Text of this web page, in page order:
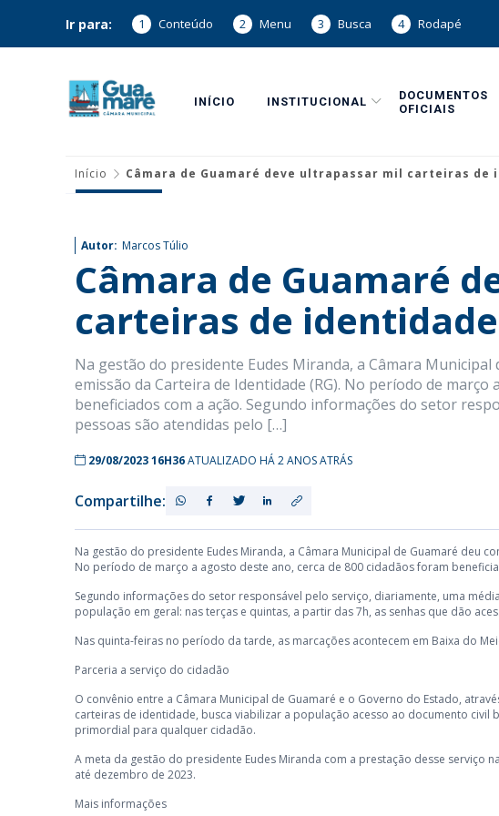
Ir para: 1 Conteúdo 2 Menu 3 Busca 4 Rodapé
INÍCIO INSTITUCIONAL
DOCUMENTOS
OFICIAIS
Início Câmara de Guamaré deve ultrapassar mil carteiras de
Autor: Marcos Túlio
Câmara de Guamaré
carteiras de
Na gestão do presidente Eudes Miranda, a Câmara
emissão da Carteira de Identidade (RG). No período de
beneficiados com a ação. Segundo informações do setor
pessoas são atendidas pelo […]
29/08/2023 16H36ATUALIZADO HÁ 2 ANOS ATRÁS
Compartilhe:
Na gestão do presidente Eudes Miranda, a Câmara Municipal de Guamaré deu
No período de março a agosto deste ano, cerca de 800 cidadãos foram
Segundo informações do setor responsável pelo serviço, diariamente, uma
população em geral: nas terças e quintas, a partir das 7h, as senhas que dão
Nas quinta-feiras no período da tarde, as marcações acontecem em Baixa do
Parceria a serviço do cidadão
O convênio entre a Câmara Municipal de Guamaré e o Governo do Estado,
carteiras de identidade, busca viabilizar a população acesso ao documento
primordial para qualquer cidadão.
A meta da gestão do presidente Eudes Miranda com a prestação desse serviço
até dezembro de 2023.
Mais informações